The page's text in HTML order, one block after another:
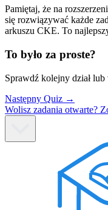
Pamiętaj, że na
się rozwiązywać każde
arkuszu CKE. To
To było za proste?
Sprawdź kolejny dział
Następny Quiz →
Wolisz zadania otwarte?